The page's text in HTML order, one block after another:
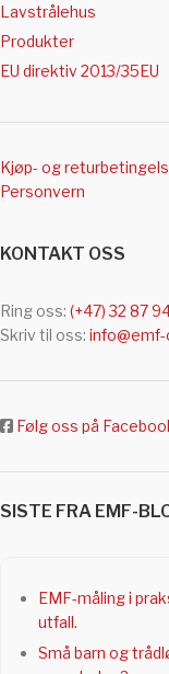
Lavstrålehus
Produkter
EU direktiv 2013/35EU
Kjøp- og
Personvern
KONTAKT OSS
Ring oss: (+47) 32 87
Skriv til oss:
Følg oss på
SISTE FRA EMF-
EMF-måling i
utfall.
Små barn og